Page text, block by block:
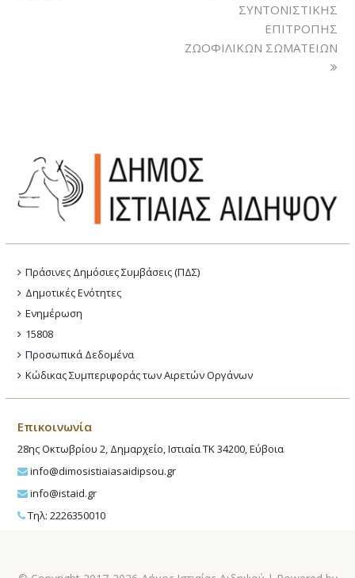
ΣΥΝΤΟΝΙΣΤΙΚΗΣ
ΕΠΙΤΡΟΠΗΣ
ΖΩΟΦΙΛΙΚΩΝ ΣΩΜΑΤΕΙΩΝ
Πράσινες Δημόσιες Συμβάσεις (ΠΔΣ)
Δημοτικές Ενότητες
Ενημέρωση
15808
Προσωπικά Δεδομένα
Κώδικας Συμπεριφοράς των Αιρετών Οργάνων
Επικοινωνία
28ης Οκτωβρίου 2, Δημαρχείο, Ιστιαία ΤΚ 34200, Εύβοια
info@dimosistiaiasaidipsou.gr
info@istaid.gr
Τηλ: 2226350010